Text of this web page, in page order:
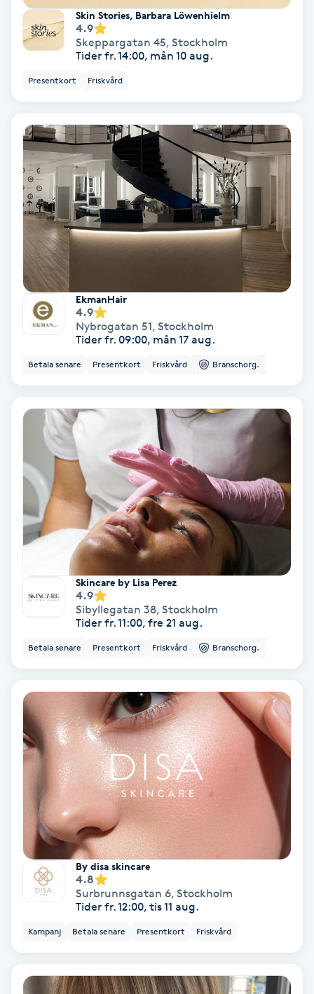
Spa-manikyr
Spa-pedikyr
Spraytan
Stylist
Sugaring
Svensk massage
Svettbehandling
Tuina-massage
Taktil massage
Tandläkare
Tatuering
Tatueringsborttagning
Terapi
Thaimassage
Toning
Torr hårbotten
Torrborstning
Triggerpunktsmassage
Träning
Tvätt & Fön
Vaccination
Vaxning
Skin Stories, Barbara Löwenhielm
4.9
Skeppargatan 45, Stockholm
Tider fr. 14:00, mån 10 aug.
Presentkort Friskvård
EkmanHair
4.9
Nybrogatan 51, Stockholm
Tider fr. 09:00, mån 17 aug.
Betala senare Presentkort Friskvård Branschorg.
Skincare by Lisa Perez
4.9
Sibyllegatan 38, Stockholm
Tider fr. 11:00, fre 21 aug.
Betala senare Presentkort Friskvård Branschorg.
By disa skincare
4.8
Surbrunnsgatan 6, Stockholm
Tider fr. 12:00, tis 11 aug.
Kampanj Betala senare Presentkort Friskvård